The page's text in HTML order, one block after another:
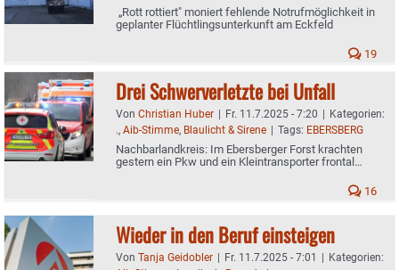
„Rott rottiert" moniert fehlende Notrufmöglichkeit in
geplanter Flüchtlingsunterkunft am Eckfeld
19
Drei Schwerverletzte bei Unfall
Von Christian Huber | Fr. 11.7.2025 - 7:20 | Kategorien:
., Aib-Stimme, Blaulicht & Sirene | Tags: EBERSBERG
Nachbarlandkreis: Im Ebersberger Forst krachten
gestern ein Pkw und ein Kleintransporter frontal
16
Wieder in den Beruf einsteigen
Von Tanja Geidobler | Fr. 11.7.2025 - 7:01 | Kategorien: